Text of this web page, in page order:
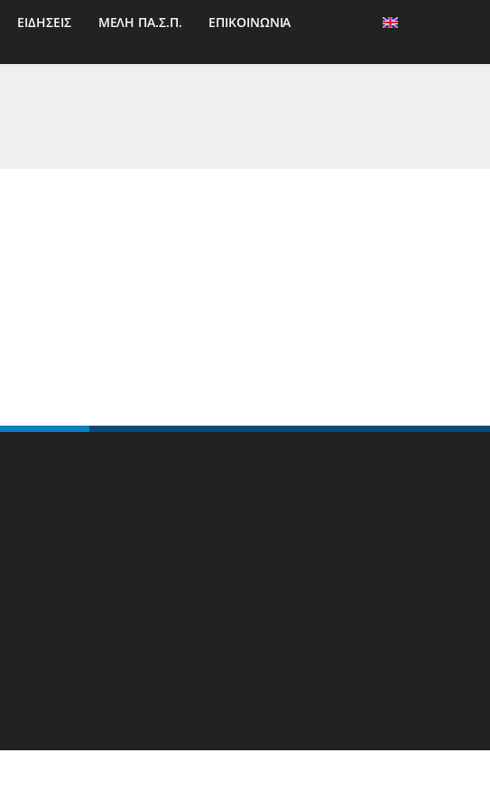
ΕΙΔΗΣΕΙΣ ΜΕΛΗ ΠΑ.Σ.Π. ΕΠΙΚΟΙΝΩΝΙΑ